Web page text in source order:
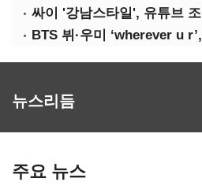
싸이 '강남스타일', 유튜브
뉴스리듬
주요 뉴스